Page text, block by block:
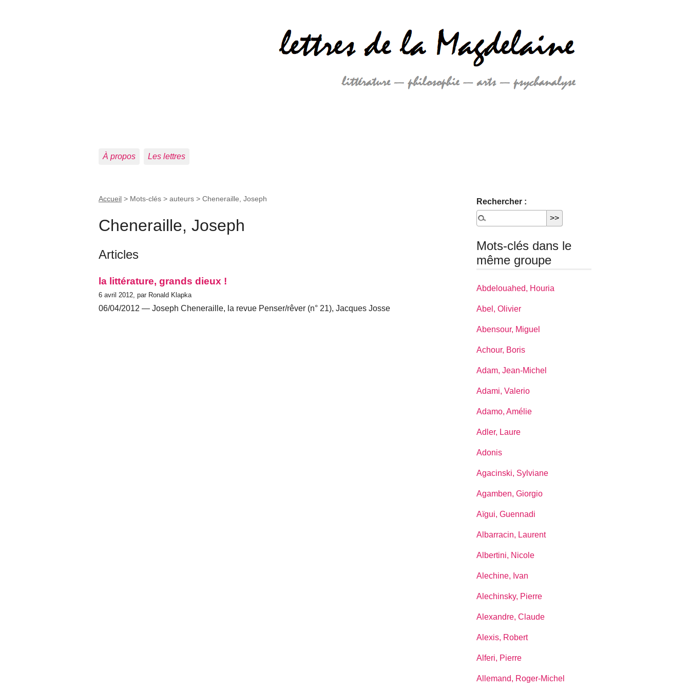
À propos Les lettres
Accueil > Mots-clés > auteurs > Cheneraille, Joseph
Cheneraille, Joseph
Articles
la littérature, grands dieux !
6 avril 2012, par Ronald Klapka
06/04/2012 — Joseph Cheneraille, la revue Penser/rêver (n° 21), Jacques Josse
Rechercher :
Mots-clés dans le
même groupe
Abdelouahed, Houria
Abel, Olivier
Abensour, Miguel
Achour, Boris
Adam, Jean-Michel
Adami, Valerio
Adamo, Amélie
Adler, Laure
Adonis
Agacinski, Sylviane
Agamben, Giorgio
Aïgui, Guennadi
Albarracin, Laurent
Albertini, Nicole
Alechine, Ivan
Alechinsky, Pierre
Alexandre, Claude
Alexis, Robert
Alferi, Pierre
Allemand, Roger-Michel